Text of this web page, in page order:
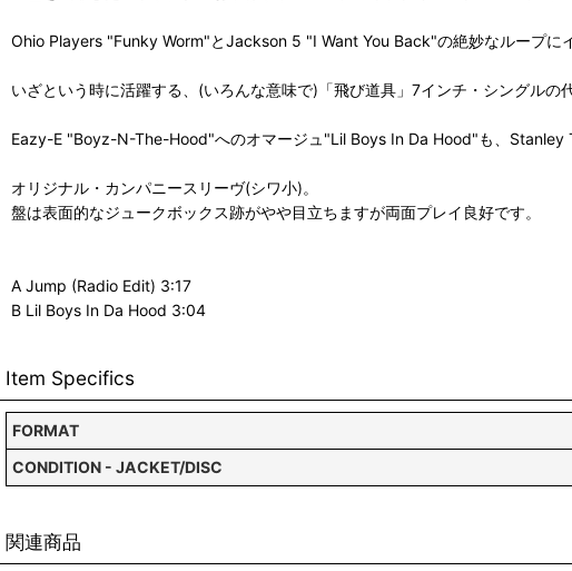
Ohio Players "Funky Worm"とJackson 5 "I Want You Back"の絶妙なループ
いざという時に活躍する、(いろんな意味で)「飛び道具」7インチ・シングルの
Eazy-E "Boyz-N-The-Hood"へのオマージュ"Lil Boys In Da Hood"も、
オリジナル・カンパニースリーヴ(シワ小)。
盤は表面的なジュークボックス跡がやや目立ちますが両面プレイ良好です。
A Jump (Radio Edit) 3:17
B Lil Boys In Da Hood 3:04
Item Specifics
FORMAT
CONDITION - JACKET/DISC
関連商品